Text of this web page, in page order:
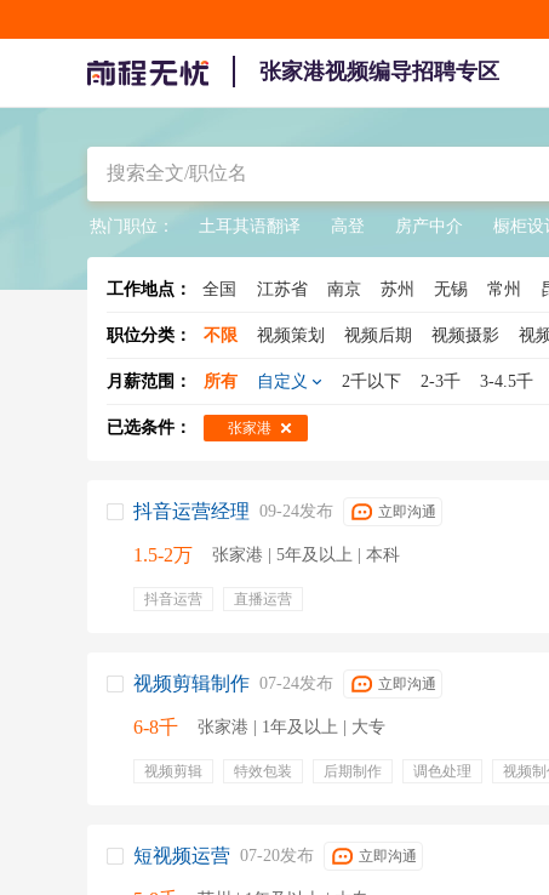
张家港视频编导招聘专区
热门职位： 土耳其语翻译 高登 房产中介 橱柜设
工作地点： 全国 江苏省 南京 苏州 无锡 常州
职位分类： 不限 视频策划 视频后期 视频摄影 视
月薪范围： 所有 自定义 2千以下 2-3千 3-4.5千
已选条件： 张家港
抖音运营经理 09-24发布 立即沟通
1.5-2万 张家港 | 5年及以上 | 本科
抖音运营 直播运营
视频剪辑制作 07-24发布 立即沟通
6-8千 张家港 | 1年及以上 | 大专
视频剪辑 特效包装 后期制作 调色处理 视频制
短视频运营 07-20发布 立即沟通